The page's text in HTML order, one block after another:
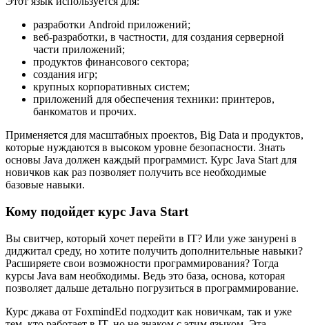
разработки Android приложений;
веб-разработки, в частности, для создания серверной
части приложений;
продуктов финансового сектора;
создания игр;
крупных корпоративных систем;
приложений для обеспечения техники: принтеров,
банкоматов и прочих.
Применяется для масштабных проектов, Big Data и продуктов,
которые нуждаются в высоком уровне безопасности. Знать
основы Java должен каждый программист. Курс Java Start для
новичков как раз позволяет получить все необходимые
базовые навыки.
Кому подойдет курс Java Start
Вы свитчер, который хочет перейти в IT? Или уже занурені в
диджитал среду, но хотите получить дополнительные навыки?
Расширяете свои возможности программирования? Тогда
курсы Java вам необходимы. Ведь это база, основа, которая
позволяет дальше детально погрузиться в программирование.
Курс джава от FoxmindEd подходит как новичкам, так и уже